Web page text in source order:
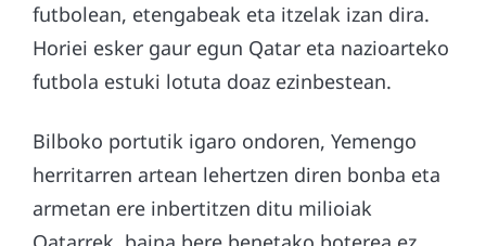
futbolean, etengabeak eta itzelak izan dira.
Horiei esker gaur egun Qatar eta nazioarteko
futbola estuki lotuta doaz ezinbestean.
Bilboko portutik igaro ondoren, Yemengo
herritarren artean lehertzen diren bonba eta
armetan ere inbertitzen ditu milioiak